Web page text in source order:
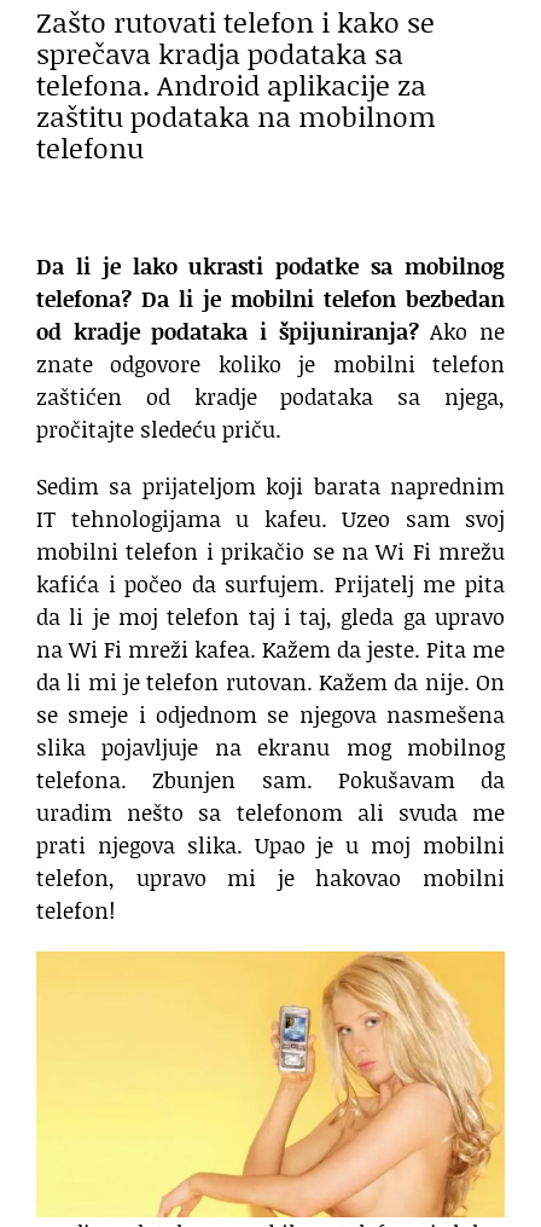
Zašto rutovati telefon i kako se
sprečava kradja podataka sa
telefona. Android aplikacije za
zaštitu podataka na mobilnom
telefonu
Da li je lako ukrasti podatke sa mobilnog
telefona? Da li je mobilni telefon bezbedan
od kradje podataka i špijuniranja?Ako ne
znate odgovore koliko je mobilni telefon
zaštićen od kradje podataka sa njega,
pročitajte sledeću priču.
Sedim sa prijateljom koji barata naprednim
IT tehnologijama u kafeu. Uzeo sam svoj
mobilni telefon i prikačio se na Wi Fi mrežu
kafića i počeo da surfujem. Prijatelj me pita
da li je moj telefon taj i taj, gleda ga upravo
na Wi Fi mreži kafea. Kažem da jeste. Pita me
da li mi je telefon rutovan. Kažem da nije. On
se smeje i odjednom se njegova nasmešena
slika pojavljuje na ekranu mog mobilnog
telefona. Zbunjen sam. Pokušavam da
uradim nešto sa telefonom ali svuda me
prati njegova slika. Upao je u moj mobilni
telefon, upravo mi je hakovao mobilni
telefon!